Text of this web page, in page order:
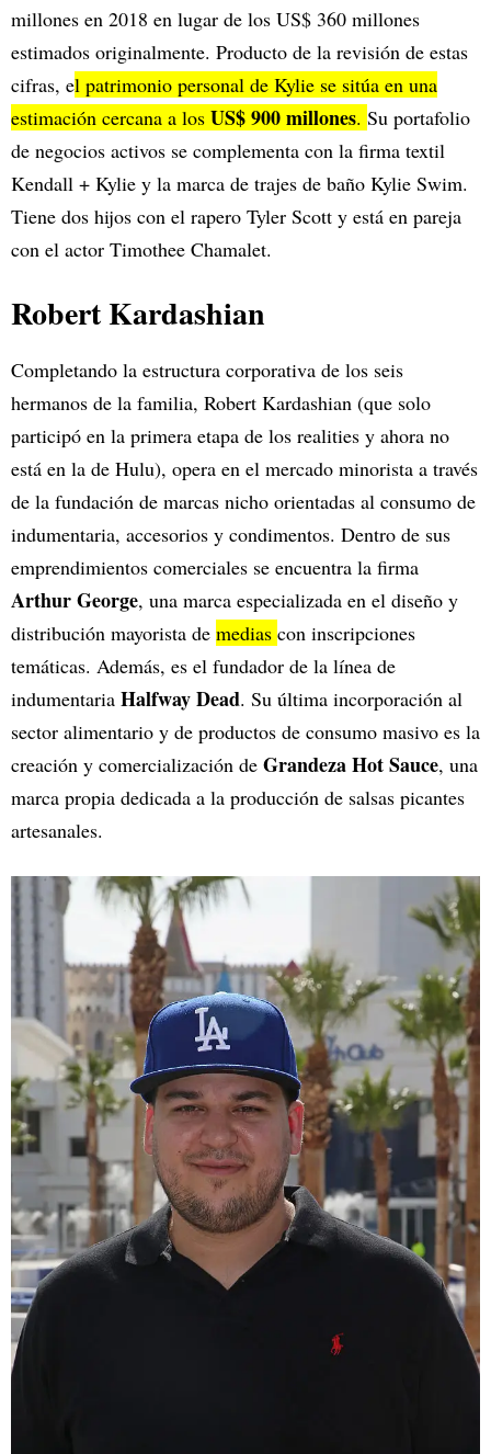
millones en 2018 en lugar de los US$ 360 millones
estimados originalmente. Producto de la revisión de estas
cifras, el patrimonio personal de Kylie se sitúa en una
estimación cercana a los US$ 900 millones. Su portafolio
de negocios activos se complementa con la firma textil
Kendall + Kylie y la marca de trajes de baño Kylie Swim.
Tiene dos hijos con el rapero Tyler Scott y está en pareja
con el actor Timothee Chamalet.
Robert Kardashian
Completando la estructura corporativa de los seis
hermanos de la familia, Robert Kardashian (que solo
participó en la primera etapa de los realities y ahora no
está en la de Hulu), opera en el mercado minorista a través
de la fundación de marcas nicho orientadas al consumo de
indumentaria, accesorios y condimentos. Dentro de sus
emprendimientos comerciales se encuentra la firma
Arthur George, una marca especializada en el diseño y
distribución mayorista de medias con inscripciones
temáticas. Además, es el fundador de la línea de
indumentaria Halfway Dead. Su última incorporación al
sector alimentario y de productos de consumo masivo es la
creación y comercialización de Grandeza Hot Sauce, una
marca propia dedicada a la producción de salsas picantes
artesanales.